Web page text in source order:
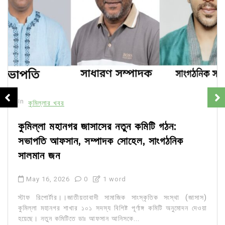
In কুমিল্লার খবর
কুমিল্লা মহানগর জাসাসের নতুন কমিটি গঠন:
সভাপতি আফসান, সম্পাদক সোহেল, সাংগঠনিক
সালমান জন
May 16, 2026 0 1 word
স্টাফ রিপোর্টার।।জাতীয়তাবাদী সামাজিক সাংস্কৃতিক সংস্থা (জাসাস)
কুমিল্লা মহানগর শাখার ১০১ সদস্য বিশিষ্ট পূর্ণাঙ্গ কমিটি অনুমোদন দেওয়া
হয়েছে। নতুন কমিটিতে ডাঃ আফসান আনিসকে...